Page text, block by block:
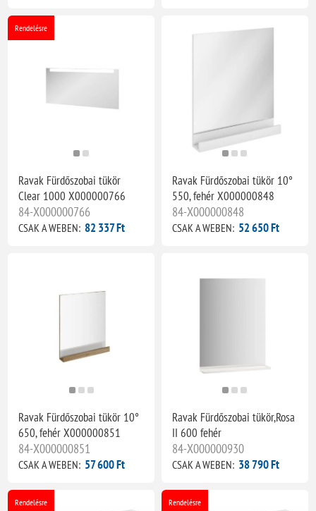
Rendelésre
Ravak Fürdőszobai tükör
Clear 1000 X000000766
84-X000000766
CSAK A WEBEN: 82 337 Ft
Ravak Fürdőszobai tükör 10°
550, fehér X000000848
84-X000000848
CSAK A WEBEN: 52 650 Ft
Ravak Fürdőszobai tükör 10°
650, fehér X000000851
84-X000000851
CSAK A WEBEN: 57 600 Ft
Ravak Fürdőszobai tükör,Rosa
II 600 fehér
84-X000000930
CSAK A WEBEN: 38 790 Ft
Rendelésre Rendelésre